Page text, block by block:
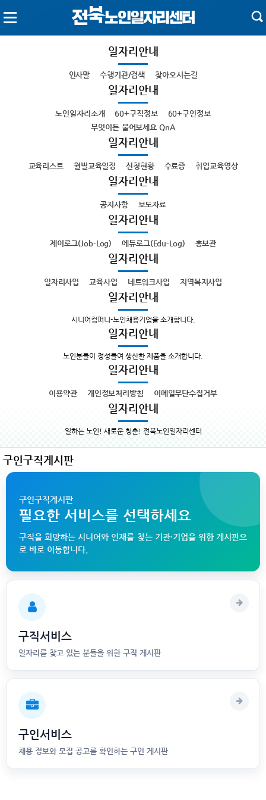
일자리안내
인사말 수행기관/검색 찾아오시는길
일자리안내
노인일자리소개 60+구직정보
60+구인정보
무엇이든 물어보세요 QnA
일자리안내
교육리스트 월별교육일정 신청현황 수료증 취업교육영상
일자리안내
공지사항 보도자료
일자리안내
제이로그(Job-Log) 에듀로그(Edu-Log) 홍보관
일자리안내
일자리사업 교육사업 네트워크사업 지역복지사업
일자리안내
시니어컴퍼니-노인채용기업을 소개합니다.
일자리안내
노인분들이 정성들여 생산한 제품을 소개합니다.
일자리안내
이용약관 개인정보처리방침 이메일무단수집거부
일자리안내
일하는 노인! 새로운 청춘! 전북노인일자리센터
구인구직게시판
구인구직게시판
필요한 서비스를 선택하세요
구직을 희망하는 시니어와 인재를 찾는 기관·기업을 위한 게시판으
로 바로 이동합니다.
구직서비스
일자리를 찾고 있는 분들을 위한 구직 게시판
구인서비스
채용 정보와 모집 공고를 확인하는 구인 게시판